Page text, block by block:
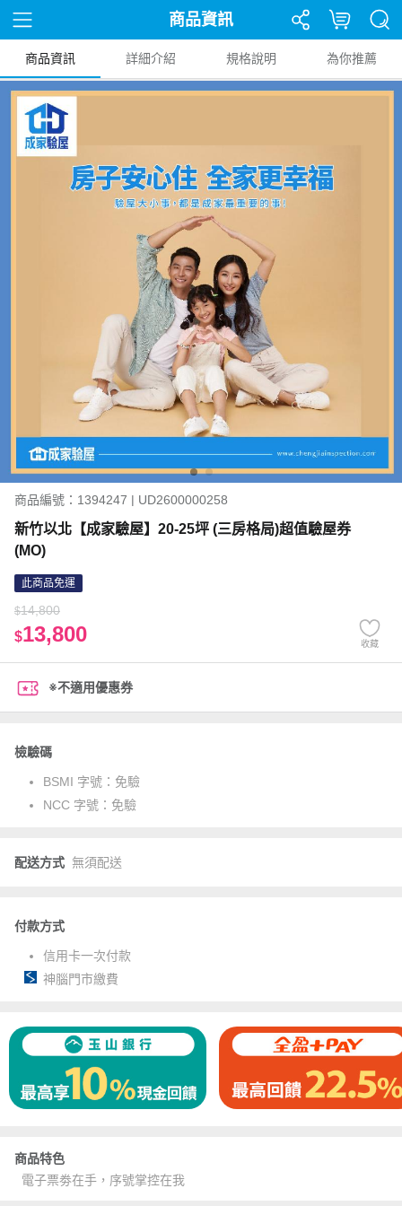
商品資訊
商品資訊 詳細介紹 規格說明 為你推薦
商品編號：1394247 | UD2600000258
新竹以北【成家驗屋】20-25坪 (三房格局)超值驗屋券
(MO)
此商品免運
$14,800
$13,800 收藏
※不適用優惠券
檢驗碼
BSMI 字號： 免驗
NCC 字號： 免驗
配送方式 無須配送
付款方式
信用卡一次付款
神腦門市繳費
商品特色
電子票劵在手，序號掌控在我